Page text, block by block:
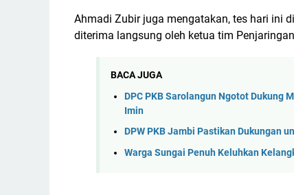
Ahmadi Zubir juga mengatakan, tes hari ini
diterima langsung oleh ketua tim
BACA JUGA
DPC PKB Sarolangun Ngotot Dukung
Imin
DPW PKB Jambi Pastikan Dukungan
Warga Sungai Penuh Keluhkan